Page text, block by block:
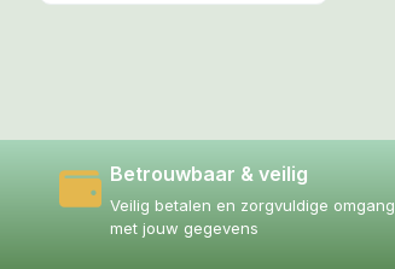
Betrouwbaar & veilig
Veilig betalen en zorgvuldige omgang
met jouw gegevens